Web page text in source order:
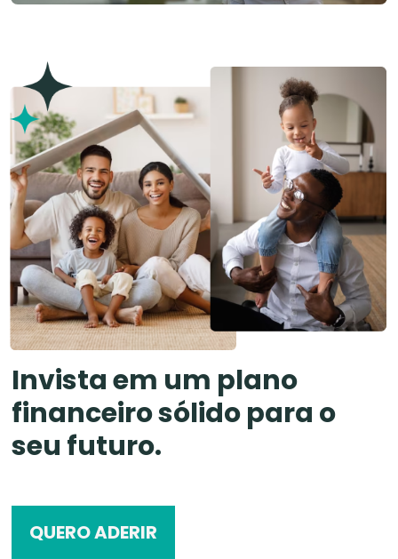
Invista em um plano
financeiro sólido para o
seu futuro.
QUERO ADERIR